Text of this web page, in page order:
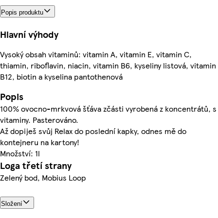
Popis produktu
Hlavní výhody
Vysoký obsah vitaminů: vitamin A, vitamin E, vitamin C,
thiamin, riboflavin, niacin, vitamin B6, kyseliny listová, vitamin
B12, biotin a kyselina pantothenová
Popis
100% ovocno-mrkvová šťáva zčásti vyrobená z koncentrátů, s
vitaminy. Pasterováno.
Až dopiješ svůj Relax do poslední kapky, odnes mě do
kontejneru na kartony!
Množství: 1l
Loga třetí strany
Zelený bod, Mobius Loop
Složení